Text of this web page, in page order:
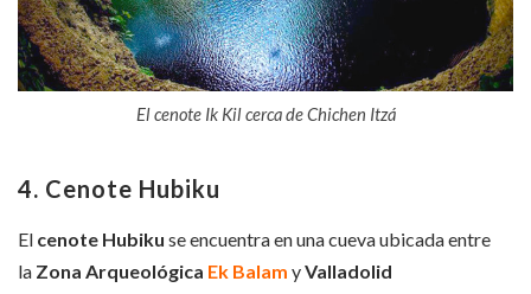
El cenote Ik Kil cerca de Chichen Itzá
4. Cenote Hubiku
El cenote Hubiku se encuentra en una cueva ubicada entre
la Zona Arqueológica Ek Balam yValladolid